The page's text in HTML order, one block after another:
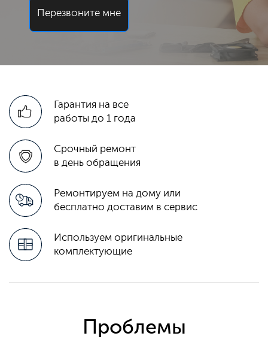
Перезвоните мне
Гарантия на все
работы до 1 года
Срочный ремонт
в день обращения
Ремонтируем на дому или
бесплатно доставим в сервис
Используем оригинальные
комплектующие
Проблемы